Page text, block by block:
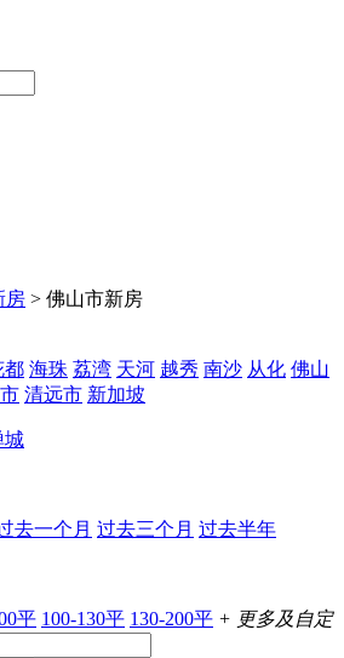
房 > 佛山市新房
都 海珠 荔湾 天河 越秀 南沙 从化 佛山
清远市 新加坡
城
去一个月 过去三个月 过去半年
平 100-130平 130-200平 + 更多及自定